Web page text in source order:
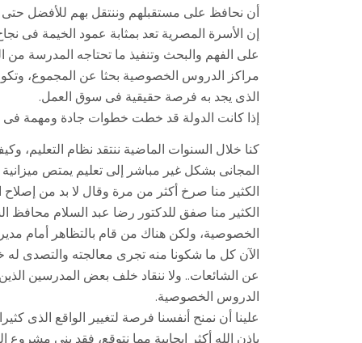
أن نحافظ على مستقبلهم وننتقل بهم للأفضل حتى
إن الأسرة المصرية تعد بمثابة عمود الخيمة فى
على الفهم والبحث وتنفيذ ما تحتاجه المدرسة من
مراكز الدروس الخصوصية بحثا عن المجموع،
الذى يجد به فرصة حقيقية فى سوق العمل.
إذا كانت الدولة قد خطت خطوات جادة ومهمة فى
كنا خلال السنوات الماضية ننتقد نظام التعليم،
المجانى بشكل غير مباشر إلى تعليم يمتص
الكثير منا صرخ أكثر من مرة وقال لا بد من إصلاح
الكثير منا صفق للدكتور رضا عبد السلام
الخصوصية، ولكن هناك من قام بالتظاهر أمام
الآن كل ما شكونا منه تجرى معالجته والتصدى له
عن الشائعات.. ولا ننقاد خلف بعض المدرسين
الدروس الخصوصية.
علينا أن نمنح أنفسنا فرصة لتغيير الواقع الذى